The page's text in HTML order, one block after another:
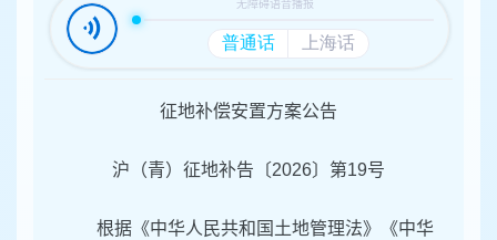
征地补偿安置方案公告
沪（青）征地补告〔2026〕第19号
根据《中华人民共和国土地管理法》《中华